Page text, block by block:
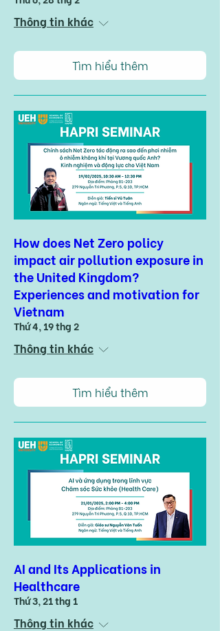
Thông tin khác
Tìm hiểu thêm
How does Net Zero policy
impact air pollution exposure in
the United Kingdom?
Experiences and motivation for
Vietnam
Thứ 4, 19 thg 2
Thông tin khác
Tìm hiểu thêm
AI and Its Applications in
Healthcare
Thứ 3, 21 thg 1
Thông tin khác